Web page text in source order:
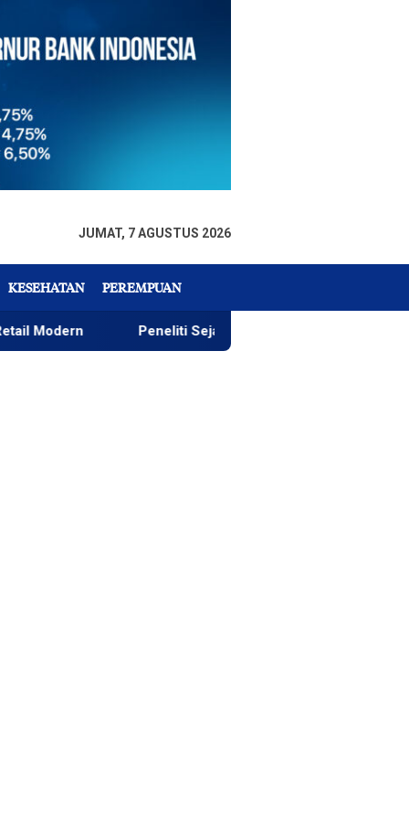
JUMAT, 7 AGUSTUS 2026
KESEHATAN PEREMPUAN
Peneliti Sejarah: Penataan Taman GOR Wajar, yang